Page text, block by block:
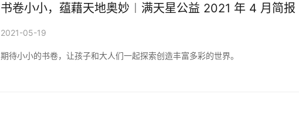
书卷小小，蕴藉天地奥妙︱满天星公益 2021 年 4 月简报
2021-05-19
期待小小的书卷，让孩子和大人们一起探索创造丰富多彩的世界。